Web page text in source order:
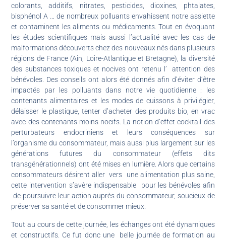
colorants, additifs, nitrates, pesticides, dioxines, phtalates,
bisphénol A … de nombreux polluants envahissent notre assiette
et contaminent les aliments ou médicaments. Tout en évoquant
les études scientifiques mais aussi l’actualité avec les cas de
malformations découverts chez des nouveaux nés dans plusieurs
régions de France (Ain, Loire-Atlantique et Bretagne), la diversité
des substances toxiques et nocives ont retenu l’ attention des
bénévoles. Des conseils ont alors été donnés afin d’éviter d’être
impactés par les polluants dans notre vie quotidienne : les
contenants alimentaires et les modes de cuissons à privilégier,
délaisser le plastique, tenter d’acheter des produits bio, en vrac
avec des contenants moins nocifs. La notion d’effet cocktail des
perturbateurs endocriniens et leurs conséquences sur
l’organisme du consommateur, mais aussi plus largement sur les
générations futures du consommateur (effets dits
transgénérationnels) ont été mises en lumière. Alors que certains
consommateurs désirent aller vers une alimentation plus saine,
cette intervention s’avère indispensable pour les bénévoles afin
de poursuivre leur action auprès du consommateur, soucieux de
préserver sa santé et de consommer mieux.
Tout au cours de cette journée, les échanges ont été dynamiques
et constructifs. Ce fut donc une belle journée de formation au